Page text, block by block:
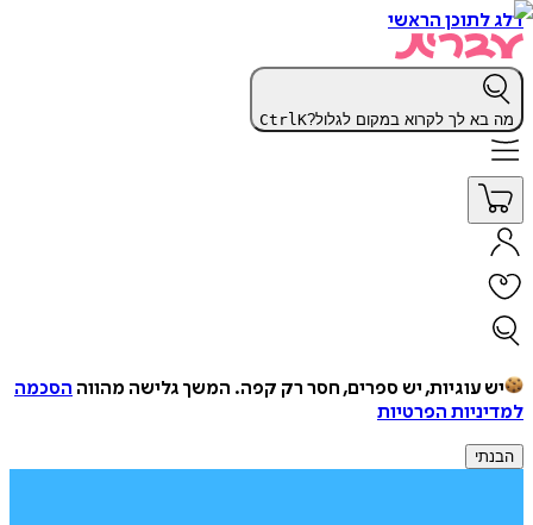
דלג לתוכן הראשי
מה בא לך לקרוא במקום לגלול? CtrlK
יש עוגיות, יש ספרים, חסר רק קפה. המשך גלישה מהווה הסכמה
למדיניות הפרטיות
הבנתי